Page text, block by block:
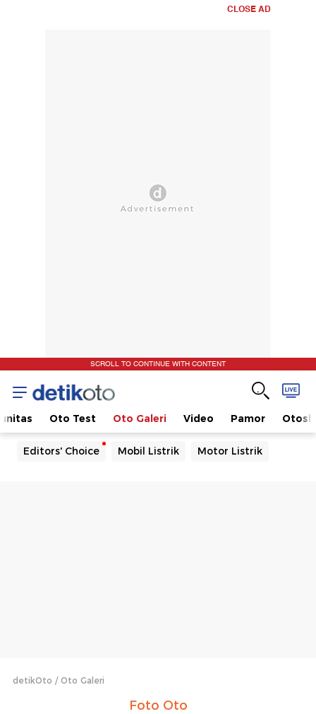
CLOSE AD
SCROLL TO CONTINUE WITH CONTENT
Oto Test Oto Galeri Video Pamor
Editors' Choice Mobil Listrik Motor Listrik
detikOto Oto Galeri
Foto Oto